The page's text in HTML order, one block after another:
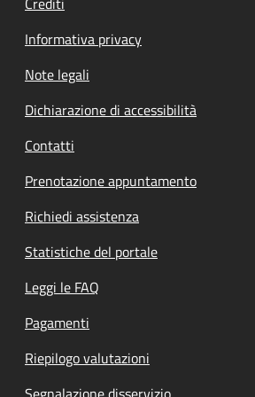
Informativa privacy
Note legali
Dichiarazione di accessibilità
Contatti
Prenotazione appuntamento
Richiedi assistenza
Statistiche del portale
Leggi le FAQ
Pagamenti
Riepilogo valutazioni